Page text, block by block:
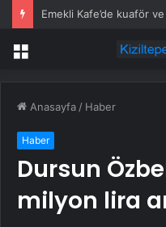
Emekli Kafe’de kuaför
Menü
Anasayfa / Haber
Haber
Dursun
milyon lira